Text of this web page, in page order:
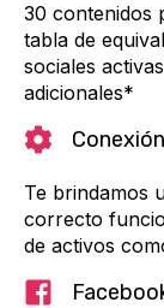
30 contenidos
tabla de
sociales
adicionales*
Te brindamos
correcto
de activos